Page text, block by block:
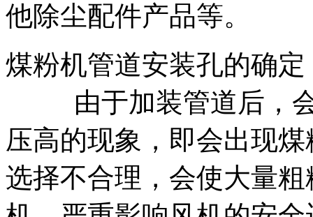
他除尘配件产品等。
煤粉机管道安装孔的确定
由于加装管道后，会
压高的现象，即会出现
选择不合理，会使大量